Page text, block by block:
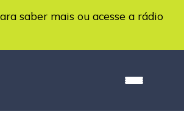
saber mais ou acesse a rádio